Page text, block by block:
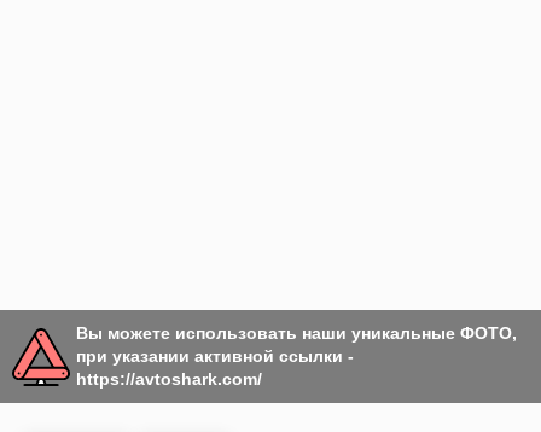
Вы можете использовать наши уникальные ФОТО,
при указании активной ссылки -
https://avtoshark.com/